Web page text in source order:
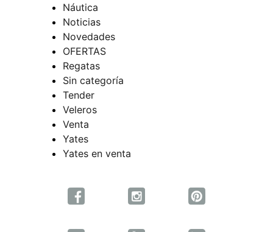
Náutica
Noticias
Novedades
OFERTAS
Regatas
Sin categoría
Tender
Veleros
Venta
Yates
Yates en venta